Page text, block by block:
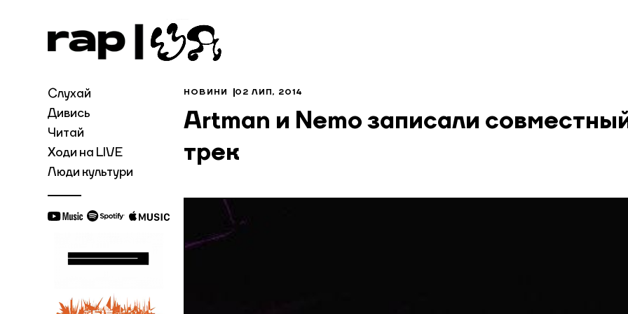
Слухай
Дивись
Читай
Ходи на LIVE
Люди культури
НОВИНИ 02 ЛИП, 2014
Artman и Nemo записали
трек